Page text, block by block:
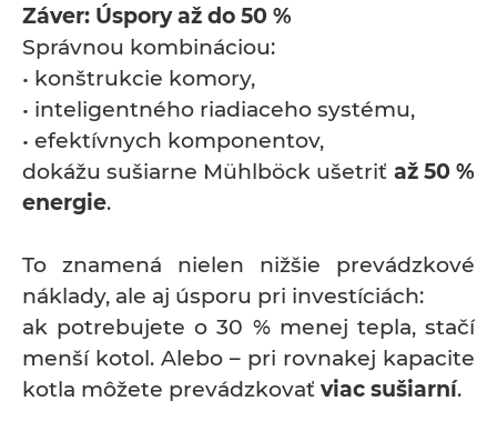
Záver: Úspory až do 50 %
Správnou kombináciou:
• konštrukcie komory,
• inteligentného riadiaceho systému,
• efektívnych komponentov,
dokážu sušiarne Mühlböck ušetriť až 50 %
energie.
To znamená nielen nižšie prevádzkové
náklady, ale aj úsporu pri investíciách:
ak potrebujete o 30 % menej tepla, stačí
menší kotol. Alebo – pri rovnakej kapacite
kotla môžete prevádzkovať viac sušiarní.